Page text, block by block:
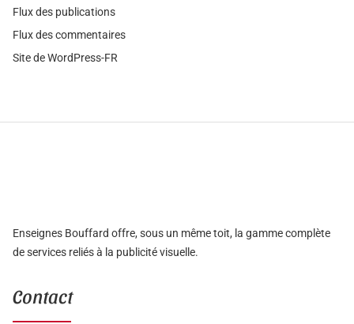
Flux des publications
Flux des commentaires
Site de WordPress-FR
Enseignes Bouffard offre, sous un même toit, la gamme complète
de services reliés à la publicité visuelle.
Contact